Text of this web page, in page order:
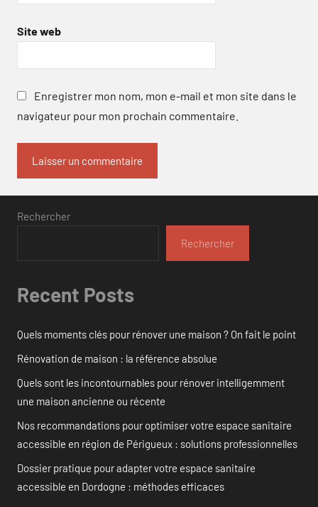
Site web
Enregistrer mon nom, mon e-mail et mon site dans le
navigateur pour mon prochain commentaire.
Rechercher
Rechercher
Recent Posts
Quels moments clés pour rénover une maison ? On fait le point
Rénovation de maison : la référence absolue
Quels sont les incontournables pour rénover intelligemment
une maison ancienne ou récente
Nos recommandations pour optimiser votre espace sanitaire
accessible en région de Périgueux : solutions professionnelles
Dossier pratique pour adapter votre espace sanitaire
accessible en Dordogne : méthodes efficaces